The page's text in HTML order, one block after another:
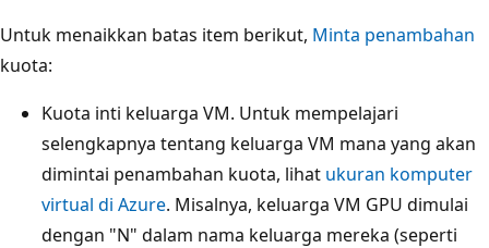
Untuk menaikkan batas item berikut, Minta penambahan
kuota:
Kuota inti keluarga VM. Untuk mempelajari
selengkapnya tentang keluarga VM mana yang akan
dimintai penambahan kuota, lihat ukuran komputer
virtual di Azure. Misalnya, keluarga VM GPU dimulai
dengan "N" dalam nama keluarga mereka (seperti